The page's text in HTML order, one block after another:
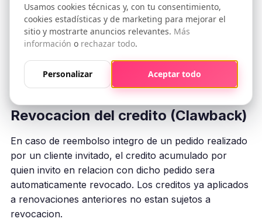
11+ suscripciones: -30%
El descuento por volumenno se acumula
promociones activas: se aplica automaticamente el
mejor de los dos. El descuento por volumen si se
acumula con los descuentos por planes
plurimensuales y con el credito de referido.
Revocacion del credito (Clawback)
En caso de reembolso integro de un pedido realizado
por un cliente invitado, el credito acumulado por
quien invito en relacion con dicho pedido sera
automaticamente revocado. Los creditos ya aplicados
a renovaciones anteriores no estan sujetos a
revocacion.
Usamos cookies técnicas y, con tu consentimiento,
cookies estadísticas y de marketing para mejorar el
sitio y mostrarte anuncios relevantes. Más
información o rechazar todo.
Personalizar Aceptar todo